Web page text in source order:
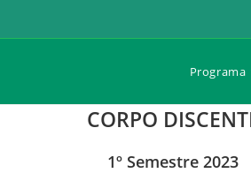
Programa
CORPO
1º Semestre 2023